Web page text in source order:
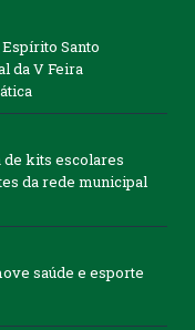
Santo
da V Feira
kits escolares
da rede municipal
saúde e esporte